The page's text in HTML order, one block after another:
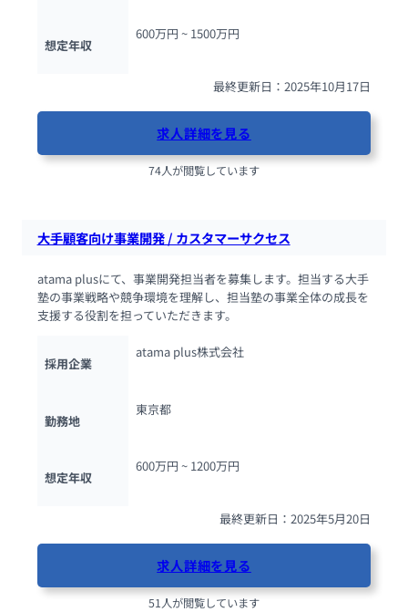
想定年収
600万円 ~ 1500万円
最終更新日：2025年10月17日
求人詳細を見る
74人が閲覧しています
大手顧客向け事業開発 / カスタマーサクセス
atama plusにて、事業開発担当者を募集します。担当する大手
塾の事業戦略や競争環境を理解し、担当塾の事業全体の成長を
支援する役割を担っていただきます。
採用企業
atama plus株式会社
勤務地
東京都
想定年収
600万円 ~ 1200万円
最終更新日：2025年5月20日
求人詳細を見る
51人が閲覧しています